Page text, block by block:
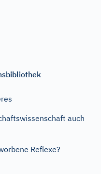
auch
Reflexe?